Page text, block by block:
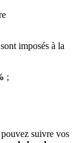
imposés à la
;
suivre vos